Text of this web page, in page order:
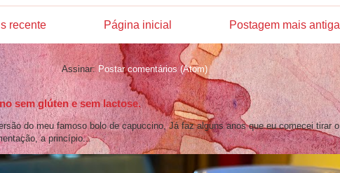
recente Postagem mais antiga
Página inicial
Assinar: Postar comentários (Atom)
sem glúten e sem lactose.
do meu famoso bolo de capuccino, Já faz alguns anos que eu comecei tirar o
a princípio...